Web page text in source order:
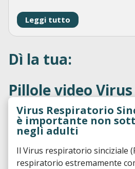
Leggi tutto
Dì la tua:
Pillole video
Virus Respiratorio
è importante non
negli adulti
Il Virus respiratorio sinciziale
respiratorio estremamente